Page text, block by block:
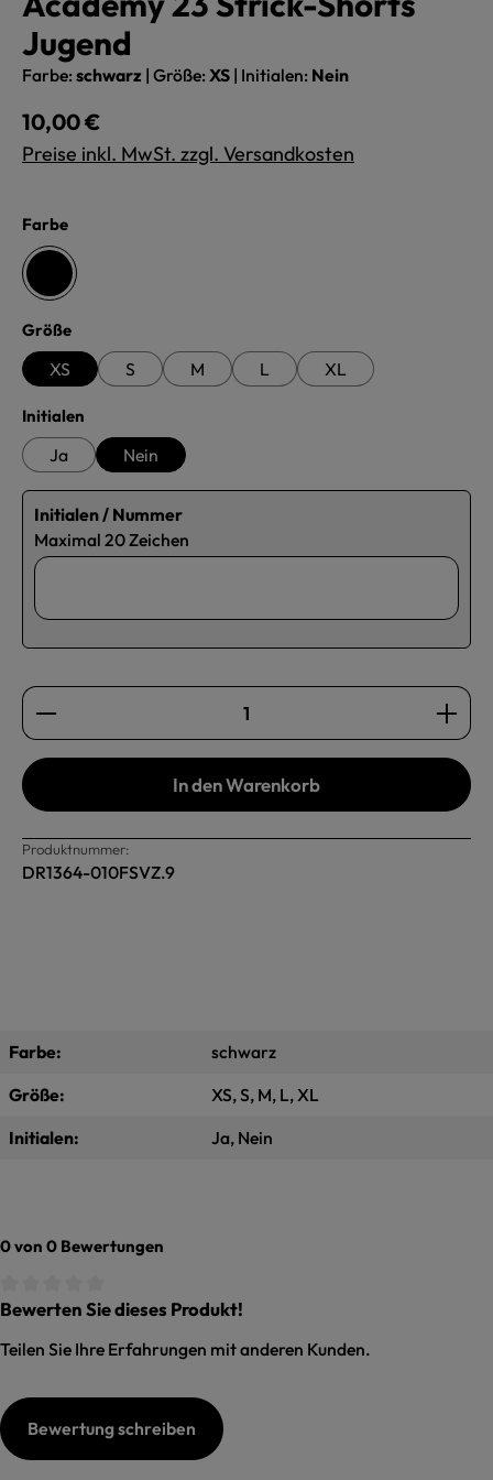
Jugend
Farbe: schwarz | Größe: XS | Initialen: Nein
Regulärer Preis:
10,00 €
Preise inkl. MwSt. zzgl. Versandkosten
Farbeauswählen
schwarz
Größeauswählen
XS S M L XL
Initialen
Ja Nein
Initialen / Nummer
Maximal 20 Zeichen
Produkt Anzahl: Gib den gewünschten Wert ein
In den Warenkorb
Produktnummer:
DR1364-010FSVZ.9
Farbe:
schwarz
Größe:
XS, S, M, L, XL
Initialen:
Ja, Nein
0 von 0 Bewertungen
Durchschnittliche Bewertung von 0 von 5 Sternen
Bewerten Sie dieses Produkt!
Teilen Sie Ihre Erfahrungen mit anderen Kunden.
Bewertung schreiben